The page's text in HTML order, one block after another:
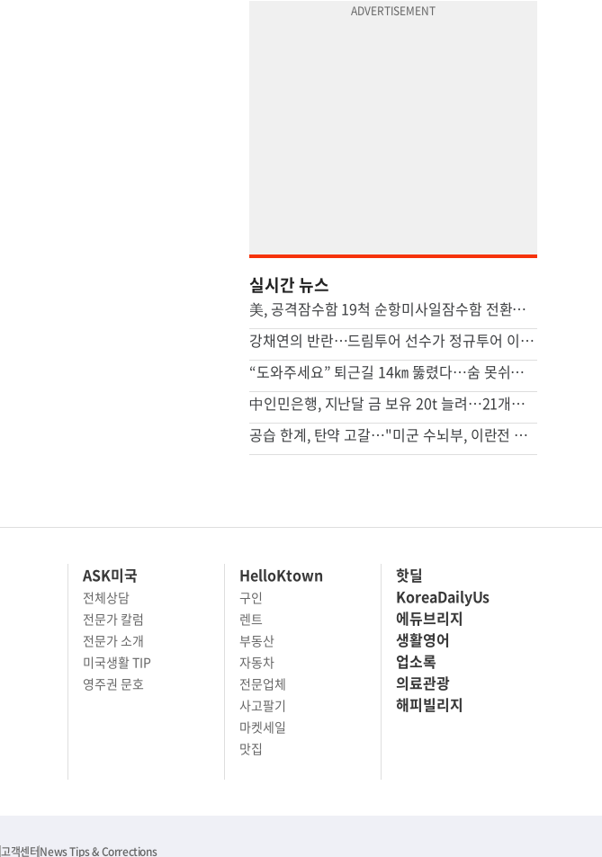
실시간 뉴스
美, 공격잠수함 19척 순항미사일잠수함 전환…中 견제 강화
강채연의 반란…드림투어 선수가 정규투어 이틀째 선두
“도와주세요” 퇴근길 14㎞ 뚫렸다…숨 못쉬던 아기 살린 기적
中인민은행, 지난달 금 보유 20t 늘려…21개월 연속 증가세
공습 한계, 탄약 고갈…"미군 수뇌부, 이란전 출구전략 모색중"
ASK미국
전체상담
전문가 칼럼
전문가 소개
미국생활 TIP
영주권 문호
HelloKtown
구인
렌트
부동산
자동차
전문업체
사고팔기
마켓세일
맛집
핫딜
KoreaDailyUs
에듀브리지
생활영어
업소록
의료관광
해피빌리지
고객센터News Tips & Corrections